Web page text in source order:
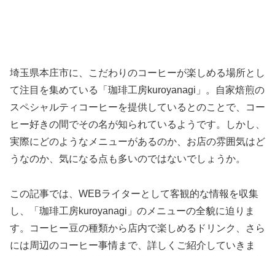
埼玉県本庄市に、こだわりのコーヒーが楽しめる場所とし
て注目を集めている「珈琲工房kuroyanagi」。自家焙煎の
スペシャルティコーヒーを提供しているとのことで、コー
ヒー好きの間でその名が知られているようです。しかし、
実際にどのようなメニューがあるのか、お店の雰囲気はど
うなのか、気になる点も多いのではないでしょうか。
この記事では、WEBライターとして客観的な情報を収集
し、「珈琲工房kuroyanagi」のメニューの全貌に迫りま
す。コーヒー豆の種類から店内で楽しめるドリンク、さら
には周辺のコーヒー事情まで、詳しくご紹介していきま